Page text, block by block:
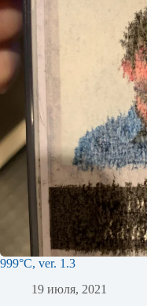
999°C, ver. 1.3
19 июля, 2021